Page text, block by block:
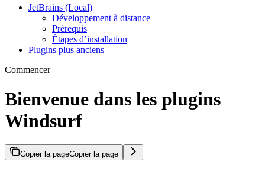
JetBrains (Local)
Développement à distance
Prérequis
Étapes d’installation
Plugins plus anciens
Commencer
Bienvenue dans les plugins
Windsurf
Copier la pageCopier la page